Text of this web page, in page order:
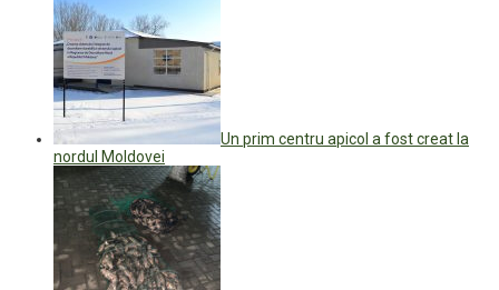
Un prim centru apicol a fost creat la
nordul Moldovei